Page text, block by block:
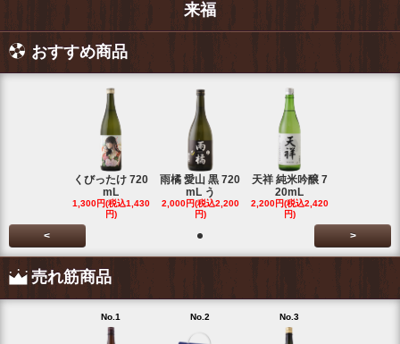
来福
おすすめ商品
くびったけ 720
mL
1,300円(税込1,430
円)
雨橘 愛山 黒 720
mL う
2,000円(税込2,200
円)
天祥 純米吟醸 7
20mL
2,200円(税込2,420
円)
< >
売れ筋商品
No.1 No.2 No.3